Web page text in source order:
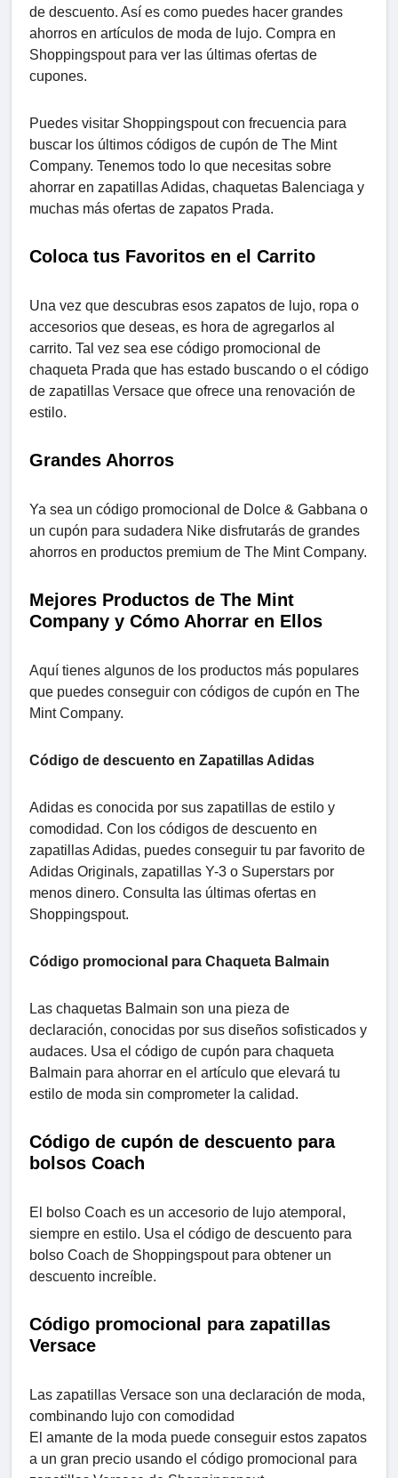
de descuento. Así es como puedes hacer grandes
ahorros en artículos de moda de lujo. Compra en
Shoppingspout para ver las últimas ofertas de
cupones.
Puedes visitar Shoppingspout con frecuencia para
buscar los últimos códigos de cupón de The Mint
Company. Tenemos todo lo que necesitas sobre
ahorrar en zapatillas Adidas, chaquetas Balenciaga y
muchas más ofertas de zapatos Prada.
Coloca tus Favoritos en el Carrito
Una vez que descubras esos zapatos de lujo, ropa o
accesorios que deseas, es hora de agregarlos al
carrito. Tal vez sea ese código promocional de
chaqueta Prada que has estado buscando o el código
de zapatillas Versace que ofrece una renovación de
estilo.
Grandes Ahorros
Ya sea un código promocional de Dolce & Gabbana o
un cupón para sudadera Nike disfrutarás de grandes
ahorros en productos premium de The Mint Company.
Mejores Productos de The Mint
Company y Cómo Ahorrar en Ellos
Aquí tienes algunos de los productos más populares
que puedes conseguir con códigos de cupón en The
Mint Company.
Código de descuento en Zapatillas Adidas
Adidas es conocida por sus zapatillas de estilo y
comodidad. Con los códigos de descuento en
zapatillas Adidas, puedes conseguir tu par favorito de
Adidas Originals, zapatillas Y-3 o Superstars por
menos dinero. Consulta las últimas ofertas en
Shoppingspout.
Código promocional para Chaqueta Balmain
Las chaquetas Balmain son una pieza de
declaración, conocidas por sus diseños sofisticados y
audaces. Usa el código de cupón para chaqueta
Balmain para ahorrar en el artículo que elevará tu
estilo de moda sin comprometer la calidad.
Código de cupón de descuento para
bolsos Coach
El bolso Coach es un accesorio de lujo atemporal,
siempre en estilo. Usa el código de descuento para
bolso Coach de Shoppingspout para obtener un
descuento increíble.
Código promocional para zapatillas
Versace
Las zapatillas Versace son una declaración de moda,
combinando lujo con comodidad
El amante de la moda puede conseguir estos zapatos
a un gran precio usando el código promocional para